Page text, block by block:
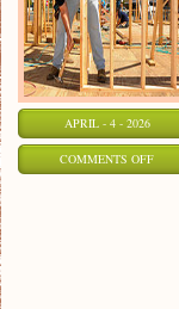
APRIL - 4 - 2026
COMMENTS OFFON